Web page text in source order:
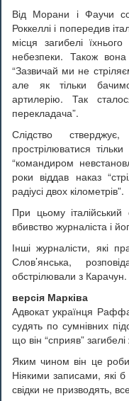
Від Морани і Фаучи
Роккеллі і попередив
місця загибелі
небезпеки. Також
“Зазвичай ми не
але як тільки
артилерію. Так
перекладача”.
Слідство
прострілюватися
“командиром
роки віддав наказ
радіусі двох кілометрів”.
При цьому
вбивство журналіста і
Інші журналісти, які
Слов’янська,
обстрілювали з Карачун.
версія Марківа
Адвокат українця
судять по сумнівних
що він “сприяв”
Яким чином він це
Ніякими записами, які б
свідки не призводять,